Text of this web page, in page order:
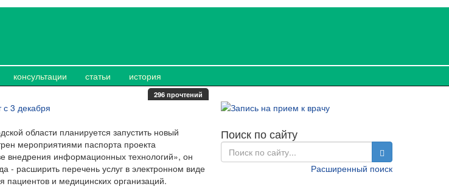
консультации статьи
история
296 прочтений
медицинских услуг
области планируется запустить новый
мероприятиями паспорта проекта
внедрения информационных технологий», он
- расширить перечень услуг в электронном виде
и медицинских организаций.
Поиск по сайту
Расширенный поиск